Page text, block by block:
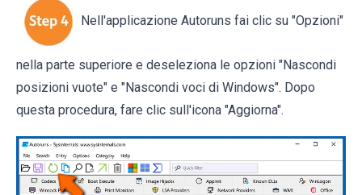
Nell'applicazione Autoruns fai clic su "Opzioni"
nella parte superiore e deseleziona le opzioni "Nascondi
posizioni vuote" e "Nascondi voci di Windows". Dopo
questa procedura, fare clic sull'icona "Aggiorna".